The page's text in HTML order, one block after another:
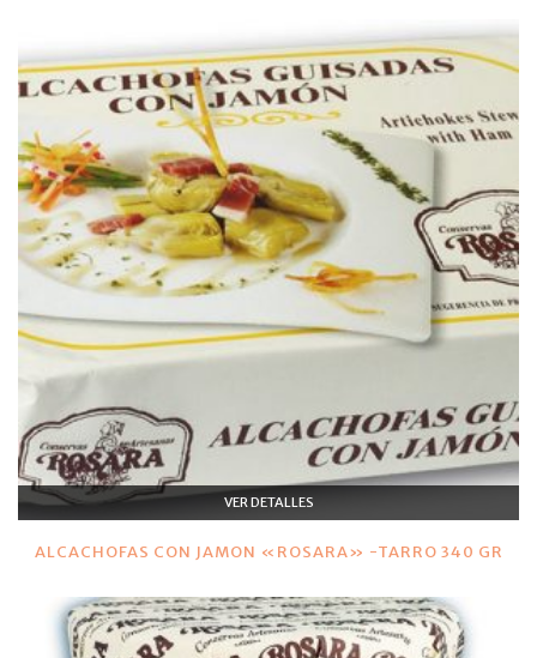
VER DETALLES
ALCACHOFAS CON JAMON «ROSARA» -TARRO 340 GR